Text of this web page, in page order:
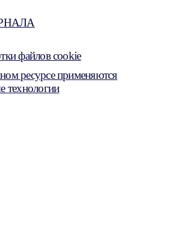
файлов cookie
ресурсе применяются
технологии